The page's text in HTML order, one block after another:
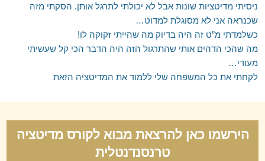
ניסיתי מדיטציות שונות אבל לא יכולתי לתרגל אותן. הסקתי מזה
שכנראה אני לא מסוגלת למדוט…
כשלמדתי מ”ט זה היה בדיוק מה שהייתי זקוקה לו!
מה שהכי הדהים אותי שהתרגול הזה היה הדבר הכי קל שעשיתי
מעודי…
לקחתי את כל המשפחה שלי ללמוד את המדיטציה הזאת
הירשמו כאן להרצאת מבוא לקורס מדיטציה
טרנסנדנטלית